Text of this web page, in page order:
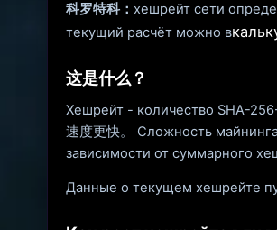
科罗特科： хешрейт сети
текущий расчёт можно в
这是什么？
Хешрейт - количество SHA-
速度更快。 Сложность
зависимости от суммарного
Данные о текущем хешрейте